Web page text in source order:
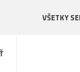
VŠETKY